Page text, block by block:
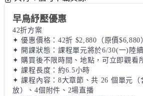
早鳥紓壓優惠
42折方案
✦ 優惠價格：42折 $2,880（原價$6,880
✦ 開課狀態：課程單元將於6/30(一)陸
✦ 購買後不限時間、地點，可立即觀看
✦ 課程長度：約6.5小時
✦ 課程內容：8大章節、共 26 個單元（
放）、4個附件、2場直播